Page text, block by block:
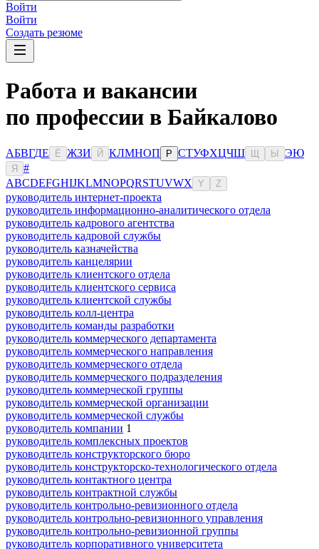
Войти
Войти
Создать резюме
Работа и вакансии
по профессии в Байкалово
АБВГДЕ Ё ЖЗИ Й КЛМНОП Р СТУФХЦЧШ Ы ЭЮ
Я
#
ABCDEFGHIJKLMNOPQRSTUVWX Y Z
руководитель интернет-проекта
руководитель информационно-аналитического отдела
руководитель кадрового агентства
руководитель кадровой службы
руководитель казначейства
руководитель канцелярии
руководитель клиентского отдела
руководитель клиентского сервиса
руководитель клиентской службы
руководитель колл-центра
руководитель команды разработки
руководитель коммерческого департамента
руководитель коммерческого направления
руководитель коммерческого отдела
руководитель коммерческого подразделения
руководитель коммерческой группы
руководитель коммерческой организации
руководитель коммерческой службы
руководитель компании 1
руководитель комплексных проектов
руководитель конструкторского бюро
руководитель конструкторско-технологического отдела
руководитель контактного центра
руководитель контрактной службы
руководитель контрольно-ревизионного отдела
руководитель контрольно-ревизионного управления
руководитель контрольно-ревизионной группы
руководитель корпоративного университета